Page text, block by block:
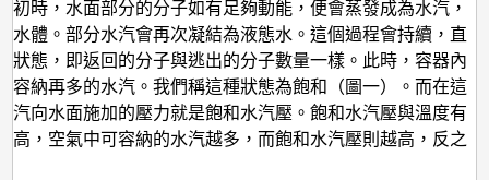
初時，水面部分的分子如有足夠動能，便會蒸發成為水汽，
水體。部分水汽會再次凝結為液態水。這個過程會持續，直
狀態，即返回的分子與逃出的分子數量一樣。此時，容器內
容納再多的水汽。我們稱這種狀態為飽和（圖一）。而在這
汽向水面施加的壓力就是飽和水汽壓。飽和水汽壓與溫度有
高，空氣中可容納的水汽越多，而飽和水汽壓則越高，反之